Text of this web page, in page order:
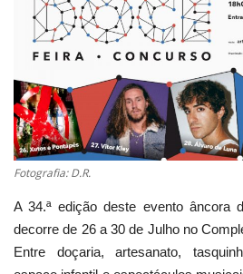
Educação
Estatuto Editorial
Saúde
Ficha técnica
Cultura
Lazer
Fotografia: D.R.
A 34.ª edição deste evento âncora
decorre de 26 a 30 de Julho no
Entre doçaria, artesanato,